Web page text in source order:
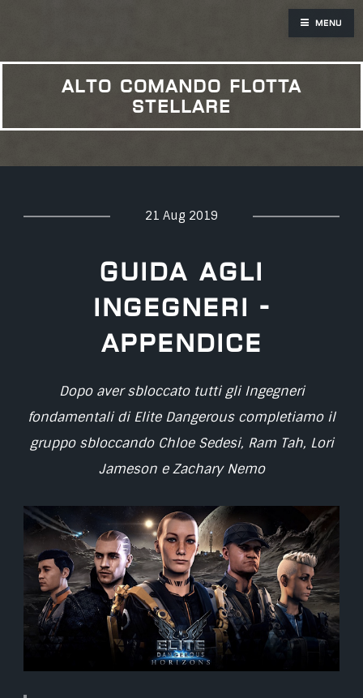
alto comando flotta
stellare
21 Aug 2019
Guida agli
Ingegneri -
Appendice
Dopo aver sbloccato tutti gli Ingegneri
fondamentali di Elite Dangerous completiamo il
gruppo sbloccando Chloe Sedesi, Ram Tah, Lori
Jameson e Zachary Nemo
Menu